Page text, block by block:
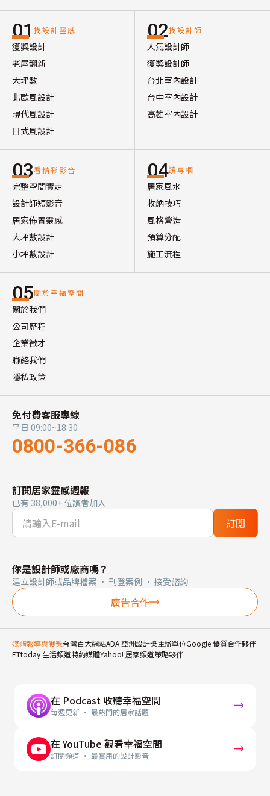
01 找設計靈感
獲獎設計
老屋翻新
大坪數
北歐風設計
現代風設計
日式風設計
02找設計師
人氣設計師
獲獎設計師
台北室內設計
台中室內設計
高雄室內設計
03看精彩影音
完整空間實走
設計師短影音
居家佈置靈感
大坪數設計
小坪數設計
04讀專欄
居家風水
收納技巧
風格營造
預算分配
施工流程
05關於幸福空間
關於我們
公司歷程
企業徵才
聯絡我們
隱私政策
免付費客服專線
平日 09:00~18:30
0800-366-086
訂閱居家靈感週報
已有 38,000+ 位讀者加入
訂閱
你是設計師或廠商嗎？
建立設計師或品牌檔案 · 刊登案例 · 接受諮詢
廣告合作
媒體報導與獲獎台灣百大網站ADA 亞洲設計獎主辦單位Google 優質合作夥伴
ETtoday 生活頻道特約媒體Yahoo! 居家頻道策略夥伴
在 Podcast 收聽幸福空間
每週更新 · 最熱門的居家話題
在 YouTube 觀看幸福空間
訂閱頻道 · 最實用的設計影音